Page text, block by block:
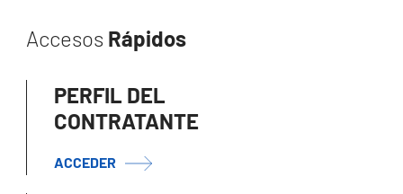
Accesos Rápidos
PERFIL DEL
CONTRATANTE
ACCEDER